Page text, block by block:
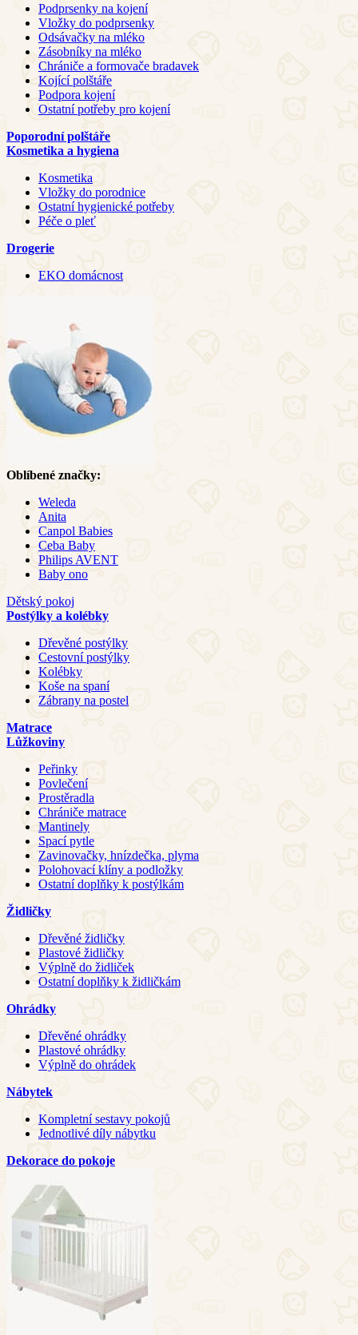
Podprsenky na kojení
Vložky do podprsenky
Odsávačky na mléko
Zásobníky na mléko
Chrániče a formovače bradavek
Kojící polštáře
Podpora kojení
Ostatní potřeby pro kojení
Poporodní polštáře
Kosmetika a hygiena
Kosmetika
Vložky do porodnice
Ostatní hygienické potřeby
Péče o pleť
Drogerie
EKO domácnost
Oblíbené značky:
Weleda
Anita
Canpol Babies
Ceba Baby
Philips AVENT
Baby ono
Dětský pokoj
Postýlky a kolébky
Dřevěné postýlky
Cestovní postýlky
Kolébky
Koše na spaní
Zábrany na postel
Matrace
Lůžkoviny
Peřinky
Povlečení
Prostěradla
Chrániče matrace
Mantinely
Spací pytle
Zavinovačky, hnízdečka, plyma
Polohovací klíny a podložky
Ostatní doplňky k postýlkám
Židličky
Dřevěné židličky
Plastové židličky
Výplně do židliček
Ostatní doplňky k židličkám
Ohrádky
Dřevěné ohrádky
Plastové ohrádky
Výplně do ohrádek
Nábytek
Kompletní sestavy pokojů
Jednotlivé díly nábytku
Dekorace do pokoje